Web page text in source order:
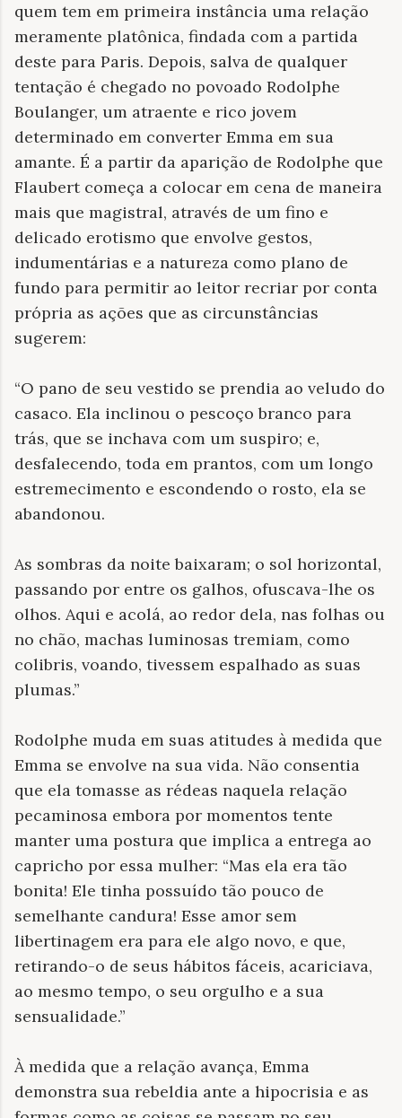
quem tem em primeira instância uma relação
meramente platônica, findada com a partida
deste para Paris. Depois, salva de qualquer
tentação é chegado no povoado Rodolphe
Boulanger, um atraente e rico jovem
determinado em converter Emma em sua
amante. É a partir da aparição de Rodolphe que
Flaubert começa a colocar em cena de maneira
mais que magistral, através de um fino e
delicado erotismo que envolve gestos,
indumentárias e a natureza como plano de
fundo para permitir ao leitor recriar por conta
própria as ações que as circunstâncias
sugerem:
“O pano de seu vestido se prendia ao veludo do
casaco. Ela inclinou o pescoço branco para
trás, que se inchava com um suspiro; e,
desfalecendo, toda em prantos, com um longo
estremecimento e escondendo o rosto, ela se
abandonou.
As sombras da noite baixaram; o sol horizontal,
passando por entre os galhos, ofuscava-lhe os
olhos. Aqui e acolá, ao redor dela, nas folhas ou
no chão, machas luminosas tremiam, como
colibris, voando, tivessem espalhado as suas
plumas.”
Rodolphe muda em suas atitudes à medida que
Emma se envolve na sua vida. Não consentia
que ela tomasse as rédeas naquela relação
pecaminosa embora por momentos tente
manter uma postura que implica a entrega ao
capricho por essa mulher: “Mas ela era tão
bonita! Ele tinha possuído tão pouco de
semelhante candura! Esse amor sem
libertinagem era para ele algo novo, e que,
retirando-o de seus hábitos fáceis, acariciava,
ao mesmo tempo, o seu orgulho e a sua
sensualidade.”
À medida que a relação avança, Emma
demonstra sua rebeldia ante a hipocrisia e as